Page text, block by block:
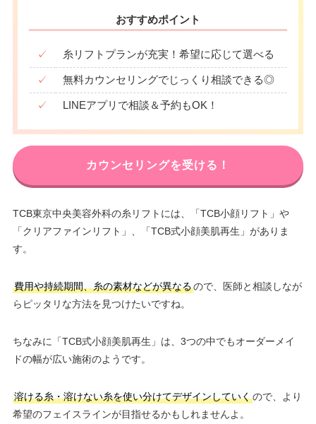
おすすめポイント
✓ 糸リフトプランが充実！希望に応じて選べる
✓ 無料カウンセリングでじっくり相談できる◎
✓ LINEアプリで相談＆予約もOK！
カウンセリングを受ける！
TCB東京中央美容外科の糸リフトには、「TCB小顔リフト」や
「クリアファインリフト」、「TCB式小顔美肌再生」がありま
す。
費用や持続期間、糸の素材などが異なるので、医師と相談しなが
らピッタリな方法を見つけたいですね。
ちなみに「TCB式小顔美肌再生」は、3つの中でもオーダーメイ
ドの幅が広い施術のようです。
溶ける糸・溶けない糸を使い分けてデザインしていくので、より
希望のフェイスラインが目指せるかもしれませんよ。